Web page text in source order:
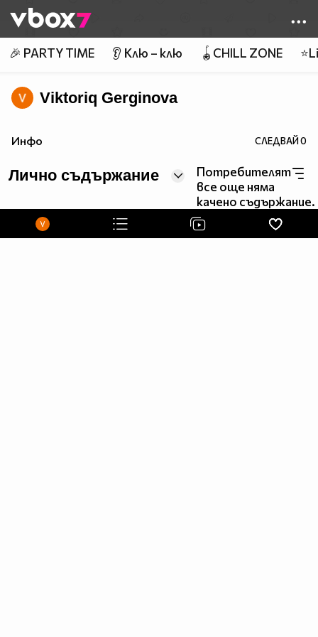
👾
🎉 PARTY TIME 👂 Клю – клю 🪀CHILL ZONE
Viktoriq Gerginova
Инфо СЛЕДВАЙ0
Лично съдържание
Потребителят
все още няма
качено съдържание.